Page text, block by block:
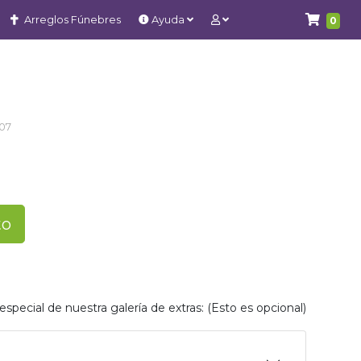
0
Arreglos Fúnebres Ayuda
de nuestra galería de extras: (Esto es opcional)